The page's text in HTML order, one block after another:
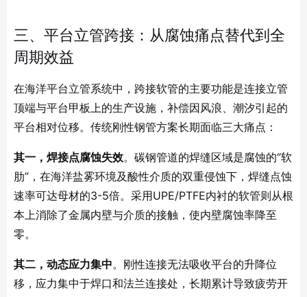
三、平台立管跨接：从腐蚀痛点替代到全
周期效益
在海洋平台立管系统中，跨接软管的主要功能是连接立管
顶端与平台甲板上的生产设施，补偿因风浪、潮汐引起的
平台相对位移。传统刚性钢管方案长期面临三大痛点：
其一，焊接点腐蚀失效。碳钢管道的焊缝区域是腐蚀的“软
肋”，在海洋盐雾环境及酸性介质的双重侵蚀下，焊缝点蚀
速率可达母材的3-5倍。采用UPE/PTFE内衬的软管则从根
本上消除了金属内壁与介质的接触，使内壁腐蚀率降至
零。
其二，动态应力集中。刚性连接无法吸收平台的升降位
移，应力集中于焊口和法兰连接处，长期累计导致疲劳开